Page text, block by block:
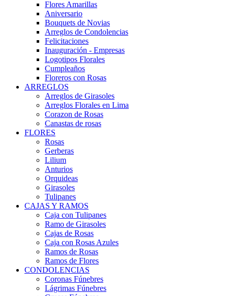
Flores Amarillas
Aniversario
Bouquets de Novias
Arreglos de Condolencias
Felicitaciones
Inauguración - Empresas
Logotipos Florales
Cumpleaños
Floreros con Rosas
ARREGLOS
Arreglos de Girasoles
Arreglos Florales en Lima
Corazon de Rosas
Canastas de rosas
FLORES
Rosas
Gerberas
Lilium
Anturios
Orquideas
Girasoles
Tulipanes
CAJAS Y RAMOS
Caja con Tulipanes
Ramo de Girasoles
Cajas de Rosas
Caja con Rosas Azules
Ramos de Rosas
Ramos de Flores
CONDOLENCIAS
Coronas Fúnebres
Lágrimas Fúnebres